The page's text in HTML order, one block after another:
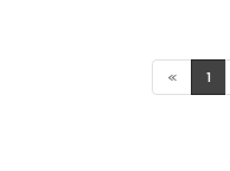
« 1